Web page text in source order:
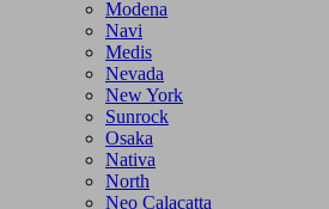
Modena
Navi
Medis
Nevada
New York
Sunrock
Osaka
Nativa
North
Neo Calacatta